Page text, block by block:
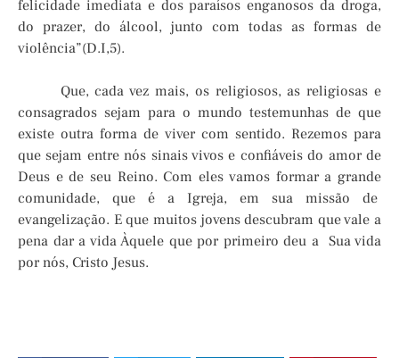
felicidade imediata e dos paraísos enganosos da droga,
do prazer, do álcool, junto com todas as formas de
violência”(D.I,5).
Que, cada vez mais, os religiosos, as religiosas e
consagrados sejam para o mundo testemunhas de que
existe outra forma de viver com sentido. Rezemos para
que sejam entre nós sinais vivos e confiáveis do amor de
Deus e de seu Reino. Com eles vamos formar a grande
comunidade, que é a Igreja, em sua missão de
evangelização. E que muitos jovens descubram que vale a
pena dar a vida Àquele que por primeiro deu a Sua vida
por nós, Cristo Jesus.